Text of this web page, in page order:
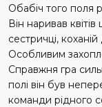
Обабіч того поля
Він наривав
сестричці, коханій
Особливим
Справжня гра
полі він був
команди рідного